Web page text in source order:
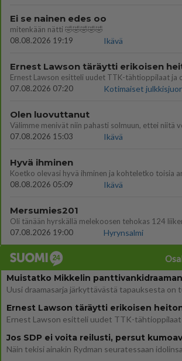
Ei se nainen edes oo
mitenkään nätti 🤣🤣🤣🤣🤣
08.08.2026 19:19
Ikävä
07.08.2026 07:20
Kotimaiset
Olen luovuttanut
07.08.2026 15:03
Ikävä
Hyvä ihminen
Koetko olevasi hyvä ihminen ja kohteletko toisia
08.08.2026 05:09
Ikävä
Mersumies201
07.08.2026 19:00
Hyrynsalmi
Muistatko Mikkelin